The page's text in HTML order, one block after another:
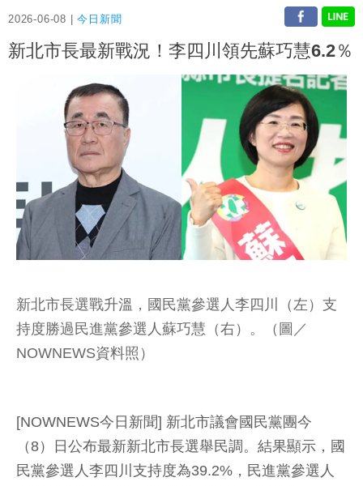
2026-06-08 |今日新聞
新北市長最新戰況！李四川領先蘇巧慧6.2％
新北市長選戰升溫，國民黨參選人李四川（左）支
持度勝過民進黨參選人蘇巧慧（右）。（圖／
NOWNEWS資料照）
[NOWNEWS今日新聞] 新北市議會國民黨團今
（8）日公布最新新北市長選舉民調。結果顯示，國
民黨參選人李四川支持度為39.2%，民進黨參選人